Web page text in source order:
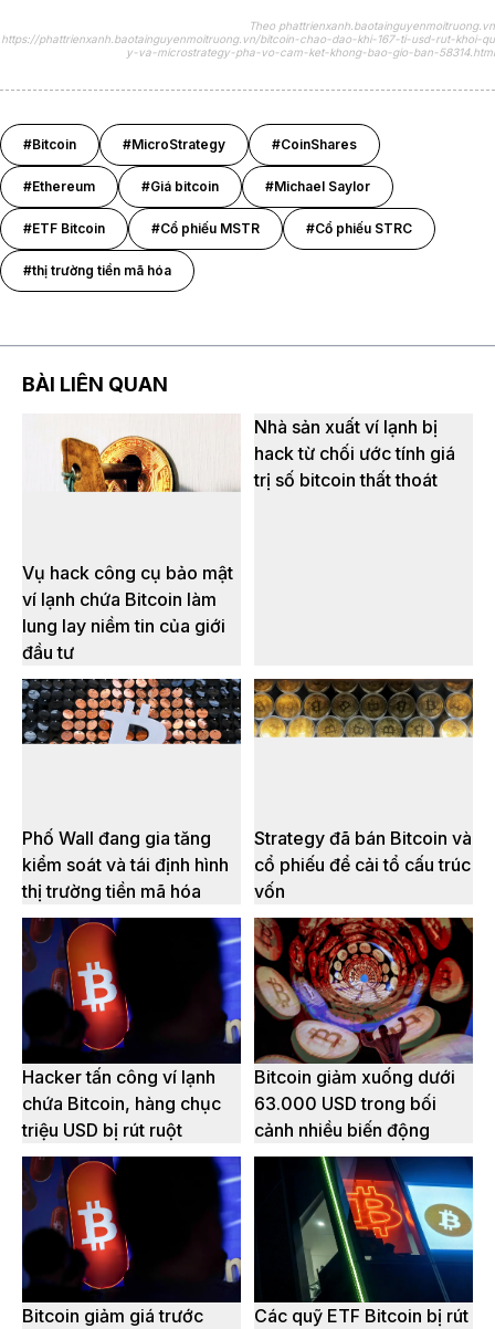
Theo phattrienxanh.baotainguyenmoitruong.vn
https://phattrienxanh.baotainguyenmoitruong.vn/bitcoin-chao-dao-khi-167-ti-usd-rut-khoi-qu
y-va-microstrategy-pha-vo-cam-ket-khong-bao-gio-ban-58314.html
#Bitcoin #MicroStrategy #CoinShares
#Ethereum #Giá bitcoin #Michael Saylor
#ETF Bitcoin #Cổ phiếu MSTR #Cổ phiếu STRC
#thị trường tiền mã hóa
BÀI LIÊN QUAN
Vụ hack công cụ bảo mật
ví lạnh chứa Bitcoin làm
lung lay niềm tin của giới
đầu tư
Nhà sản xuất ví lạnh bị
hack từ chối ước tính giá
trị số bitcoin thất thoát
Phố Wall đang gia tăng
kiểm soát và tái định hình
thị trường tiền mã hóa
Strategy đã bán Bitcoin và
cổ phiếu để cải tổ cấu trúc
vốn
Hacker tấn công ví lạnh
chứa Bitcoin, hàng chục
triệu USD bị rút ruột
Bitcoin giảm xuống dưới
63.000 USD trong bối
cảnh nhiều biến động
Bitcoin giảm giá trước
Các quỹ ETF Bitcoin bị rút